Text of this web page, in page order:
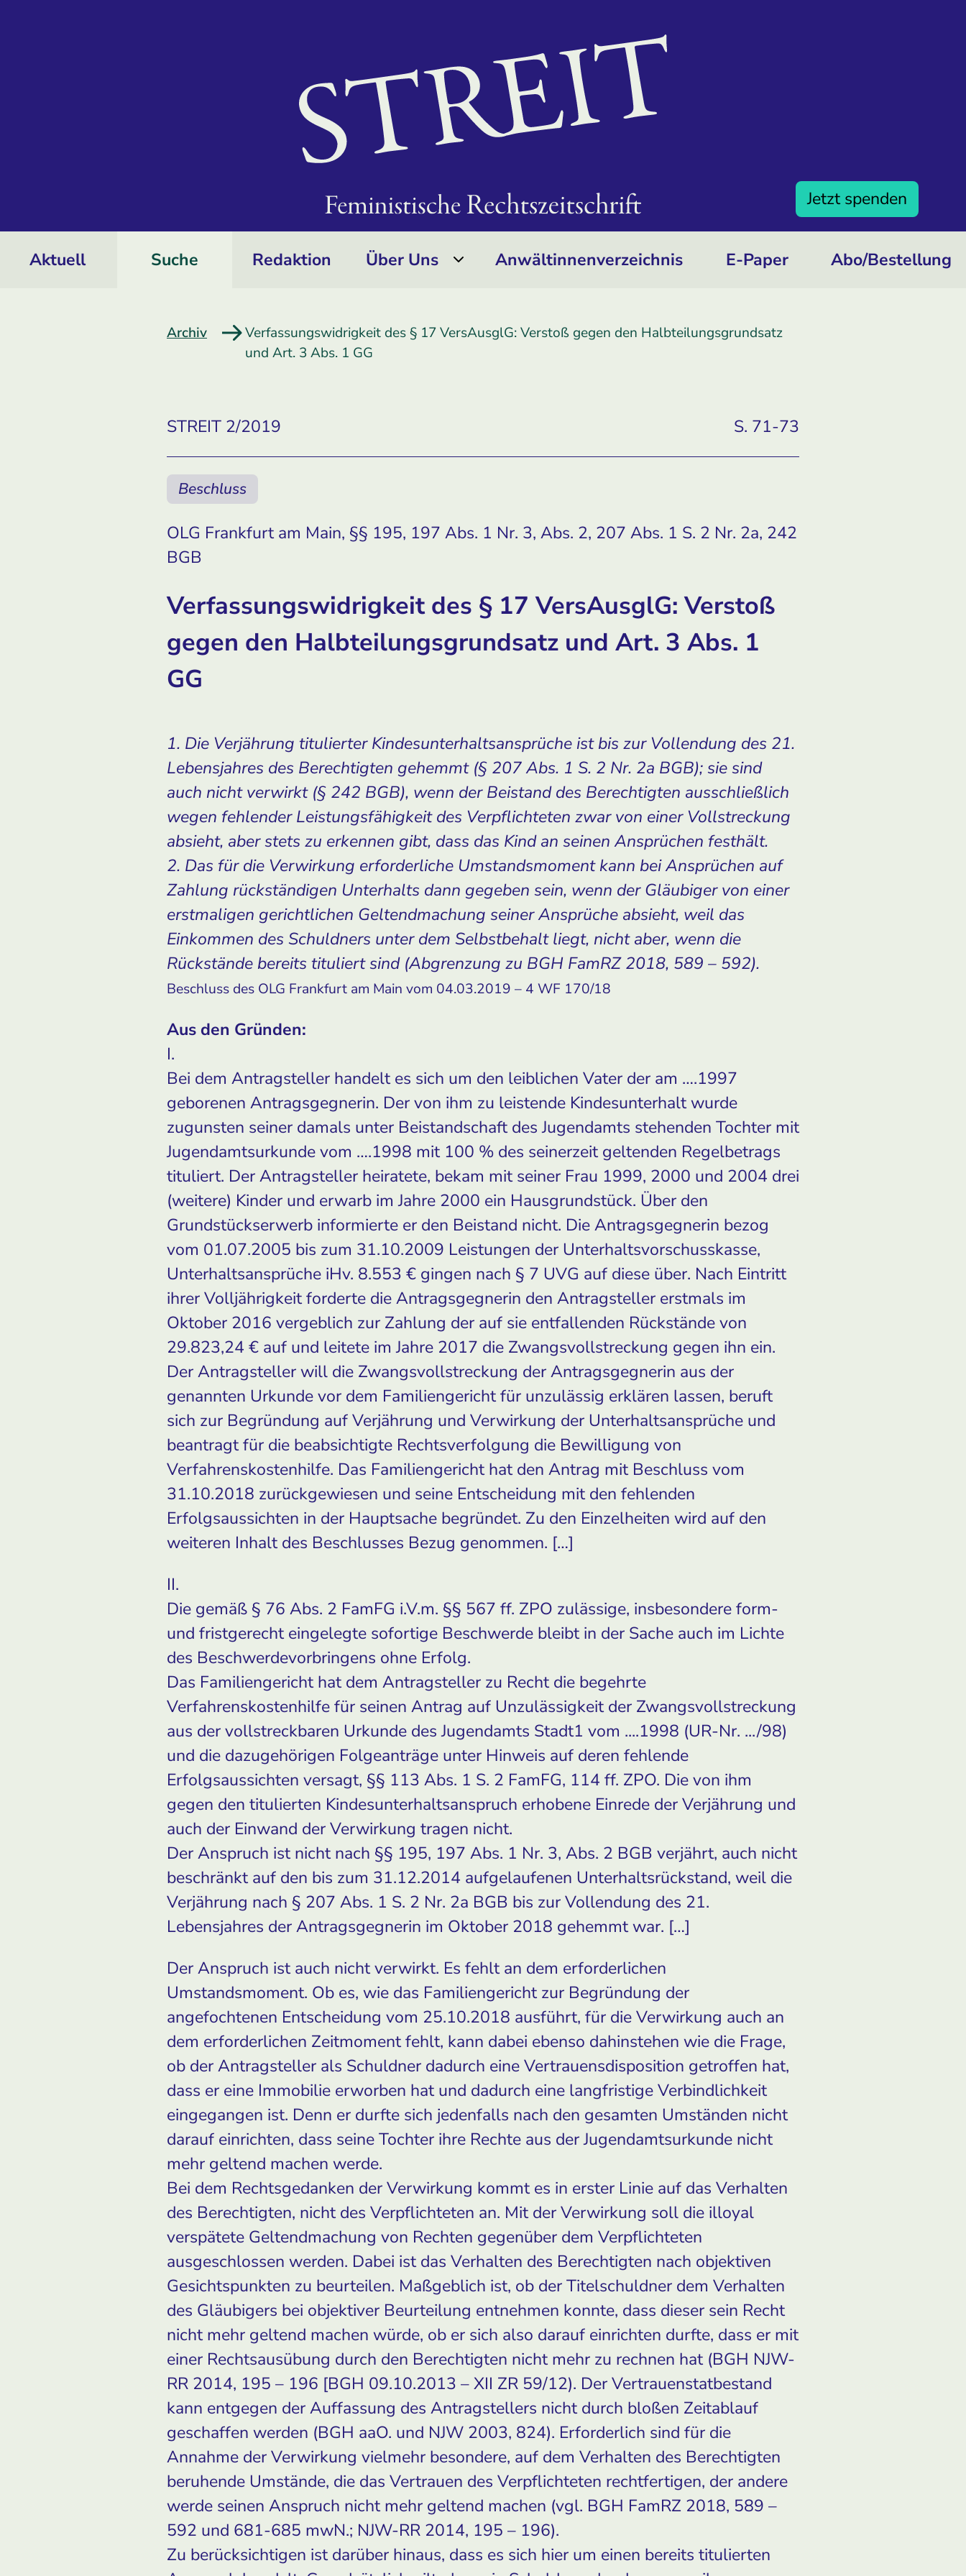
Jetzt spenden
Aktuell Suche Redaktion Über Uns Anwältinnen­verzeichnis E-Paper Abo/­Bestellung
Archiv
Verfassungswidrigkeit des § 17 ­VersAusglG: Verstoß gegen den ­Halbteilungsgrundsatz
und Art. 3 Abs. 1 GG
STREIT 2/2019 S. 71-73
Beschluss
OLG Frankfurt am Main, §§ 195, 197 Abs. 1 Nr. 3, Abs. 2, 207 Abs. 1 S. 2 Nr. 2a, 242
BGB
Verfassungswidrigkeit des § 17 ­VersAusglG: Verstoß
gegen den ­Halbteilungsgrundsatz und Art. 3 Abs. 1
GG
1. Die Verjährung titulierter Kindesunterhaltsansprüche ist bis zur Vollendung des 21.
Lebensjahres des Berechtigten gehemmt (§ 207 Abs. 1 S. 2 Nr. 2a BGB); sie sind
auch nicht verwirkt (§ 242 BGB), wenn der Beistand des Berechtigten ausschließlich
wegen fehlender Leistungsfähigkeit des Verpflichteten zwar von einer Vollstreckung
absieht, aber stets zu erkennen gibt, dass das Kind an seinen Ansprüchen festhält.
2. Das für die Verwirkung erforderliche Umstandsmoment kann bei Ansprüchen auf
Zahlung rückständigen Unterhalts dann gegeben sein, wenn der Gläubiger von einer
erstmaligen gerichtlichen Geltendmachung seiner Ansprüche absieht, weil das
Einkommen des Schuldners unter dem Selbstbehalt liegt, nicht aber, wenn die
Rückstände bereits tituliert sind (Abgrenzung zu BGH FamRZ 2018, 589 – 592).
Beschluss des OLG Frankfurt am Main vom 04.03.2019 – 4 WF 170/18
Aus den Gründen:
I.
Bei dem Antragsteller handelt es sich um den leiblichen Vater der am ….1997
geborenen Antragsgegnerin. Der von ihm zu leistende Kindesunterhalt wurde
zugunsten seiner damals unter Beistandschaft des Jugendamts stehenden Tochter mit
Jugendamtsurkunde vom ….1998 mit 100 % des seinerzeit geltenden Regelbetrags
tituliert. Der Antragsteller heiratete, bekam mit seiner Frau 1999, 2000 und 2004 drei
(weitere) Kinder und erwarb im Jahre 2000 ein Hausgrundstück. Über den
Grundstückserwerb informierte er den Beistand nicht. Die Antragsgegnerin bezog
vom 01.07.2005 bis zum 31.10.2009 Leistungen der Unterhaltsvorschusskasse,
Unterhaltsansprüche iHv. 8.553 € gingen nach § 7 UVG auf diese über. Nach Eintritt
ihrer Volljährigkeit forderte die Antragsgegnerin den Antragsteller erstmals im
Oktober 2016 vergeblich zur Zahlung der auf sie entfallenden Rückstände von
29.823,24 € auf und leitete im Jahre 2017 die Zwangsvollstreckung gegen ihn ein.
Der Antragsteller will die Zwangsvollstreckung der Antragsgegnerin aus der
genannten Urkunde vor dem Familiengericht für unzulässig erklären lassen, beruft
sich zur Begründung auf Verjährung und Verwirkung der Unterhaltsansprüche und
beantragt für die beabsichtigte Rechtsverfolgung die Bewilligung von
Verfahrenskostenhilfe. Das Familiengericht hat den Antrag mit Beschluss vom
31.10.2018 zurückgewiesen und seine Entscheidung mit den fehlenden
Erfolgsaussichten in der Hauptsache begründet. Zu den Einzelheiten wird auf den
weiteren Inhalt des Beschlusses Bezug genommen. […]
II.
Die gemäß § 76 Abs. 2 FamFG i.V.m. §§ 567 ff. ZPO zulässige, insbesondere form-
und fristgerecht eingelegte sofortige Beschwerde bleibt in der Sache auch im Lichte
des Beschwerdevorbringens ohne Erfolg.
Das Familiengericht hat dem Antragsteller zu Recht die begehrte
Verfahrenskostenhilfe für seinen Antrag auf Unzulässigkeit der Zwangsvollstreckung
aus der vollstreckbaren Urkunde des Jugendamts Stadt1 vom ....1998 (UR-Nr. .../98)
und die dazugehörigen Folgeanträge unter Hinweis auf deren fehlende
Erfolgsaussichten versagt, §§ 113 Abs. 1 S. 2 FamFG, 114 ff. ZPO. Die von ihm
gegen den titulierten Kindesunterhaltsanspruch erhobene Einrede der Verjährung und
auch der Einwand der Verwirkung tragen nicht.
Der Anspruch ist nicht nach §§ 195, 197 Abs. 1 Nr. 3, Abs. 2 BGB verjährt, auch nicht
beschränkt auf den bis zum 31.12.2014 aufgelaufenen Unterhaltsrückstand, weil die
Verjährung nach § 207 Abs. 1 S. 2 Nr. 2a BGB bis zur Vollendung des 21.
Lebensjahres der Antragsgegnerin im Oktober 2018 gehemmt war. […]
Der Anspruch ist auch nicht verwirkt. Es fehlt an dem erforderlichen
Umstandsmoment. Ob es, wie das Familiengericht zur Begründung der
angefochtenen Entscheidung vom 25.10.2018 ausführt, für die Verwirkung auch an
dem erforderlichen Zeitmoment fehlt, kann dabei ebenso dahinstehen wie die Frage,
ob der Antragsteller als Schuldner dadurch eine Vertrauensdisposition getroffen hat,
dass er eine Immobilie erworben hat und dadurch eine langfristige Verbindlichkeit
eingegangen ist. Denn er durfte sich jedenfalls nach den gesamten Umständen nicht
darauf einrichten, dass seine Tochter ihre Rechte aus der Jugendamtsurkunde nicht
mehr geltend machen werde.
Bei dem Rechtsgedanken der Verwirkung kommt es in erster Linie auf das Verhalten
des Berechtigten, nicht des Verpflichteten an. Mit der Verwirkung soll die illoyal
verspätete Geltendmachung von Rechten gegenüber dem Verpflichteten
ausgeschlossen werden. Dabei ist das Verhalten des Berechtigten nach objektiven
Gesichtspunkten zu beurteilen. Maßgeblich ist, ob der Titelschuldner dem Verhalten
des Gläubigers bei objektiver Beurteilung entnehmen konnte, dass dieser sein Recht
nicht mehr geltend machen würde, ob er sich also darauf einrichten durfte, dass er mit
einer Rechtsausübung durch den Berechtigten nicht mehr zu rechnen hat (BGH NJW-
RR 2014, 195 – 196 [BGH 09.10.2013 – XII ZR 59/12). Der Vertrauenstatbestand
kann entgegen der Auffassung des Antragstellers nicht durch bloßen Zeitablauf
geschaffen werden (BGH aaO. und NJW 2003, 824). Erforderlich sind für die
Annahme der Verwirkung vielmehr besondere, auf dem Verhalten des Berechtigten
beruhende Umstände, die das Vertrauen des Verpflichteten rechtfertigen, der andere
werde seinen Anspruch nicht mehr geltend machen (vgl. BGH FamRZ 2018, 589 –
592 und 681-685 mwN.; NJW-RR 2014, 195 – 196).
Zu berücksichtigen ist darüber hinaus, dass es sich hier um einen bereits titulierten